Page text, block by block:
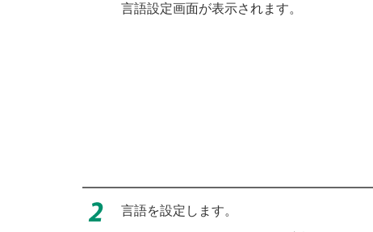
言語設定画面が表示されます。
言語を設定します。